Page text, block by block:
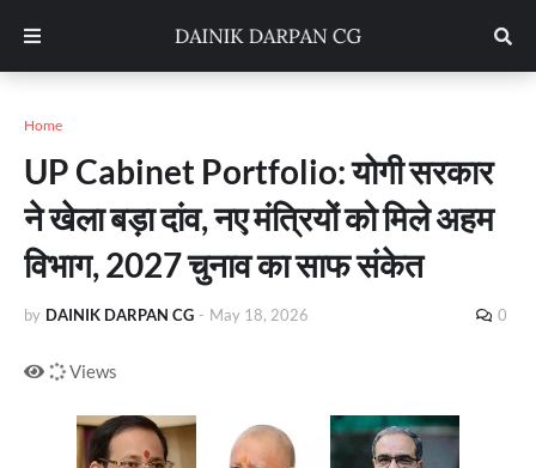
Home
UP Cabinet Portfolio: योगी सरकार
ने खेला बड़ा दांव, नए मंत्रियों को मिले अहम
विभाग, 2027 चुनाव का साफ संकेत
by DAINIK DARPAN CG - May 18, 2026 0
Views